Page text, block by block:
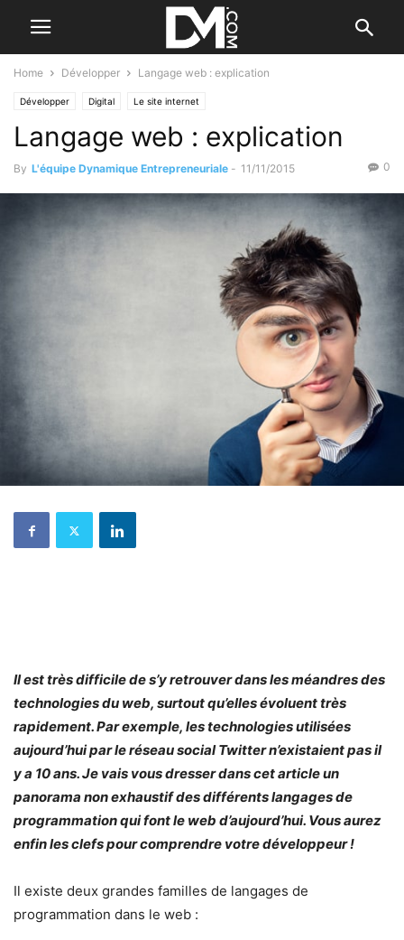
Home Développer Langage web : explication
Développer Digital Le site internet
Langage web : explication
By L'équipe Dynamique Entrepreneuriale - 11/11/2015 0
Il est très difficile de s’y retrouver dans les méandres des
technologies du web, surtout qu’elles évoluent très
rapidement. Par exemple, les technologies utilisées
aujourd’hui par le réseau social Twitter n’existaient pas il
y a 10 ans. Je vais vous dresser dans cet article un
panorama non exhaustif des différents langages de
programmation qui font le web d’aujourd’hui. Vous aurez
enfin les clefs pour comprendre votre développeur !
Il existe deux grandes familles de langages de
programmation dans le web :